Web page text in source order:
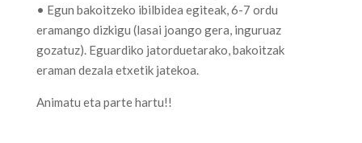
• Egun bakoitzeko ibilbidea egiteak, 6-7 ordu
eramango dizkigu (lasai joango gera, inguruaz
gozatuz). Eguardiko jatorduetarako, bakoitzak
eraman dezala etxetik jatekoa.
Animatu eta parte hartu!!